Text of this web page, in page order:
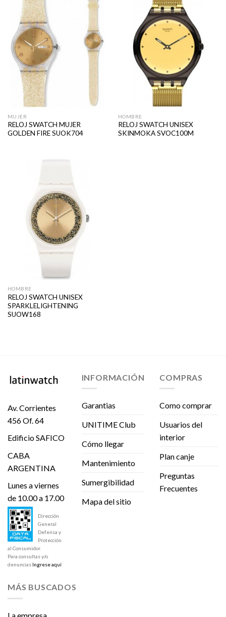
MUJER
RELOJ SWATCH MUJER
GOLDEN FIRE SUOK704
HOMBRE
RELOJ SWATCH UNISEX
SKINMOKA SVOC100M
HOMBRE
RELOJ SWATCH UNISEX
SPARKLELIGHTENING
SUOW168
Av. Corrientes
456 Of. 64
Edificio SAFICO
CABA
ARGENTINA
Lunes a viernes
de 10.00 a 17.00
Dirección
General
Defensa y
Protección
al Consumidor.
Para consultas y/o
denuncias Ingrese aquí
INFORMACIÓN
Garantias
UNITIME Club
Cómo llegar
Mantenimiento
Sumergibilidad
Mapa del sitio
COMPRAS
Como comprar
Usuarios del
interior
Plan canje
Preguntas
Frecuentes
MÁS BUSCADOS
La empresa